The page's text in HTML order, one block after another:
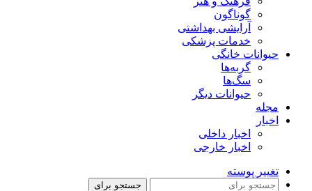
گوناگون
آرایشی بهداشتی
خدمات پزشکی
حیوانات خانگی
گربه‌ها
سگ‌ها
حیوانات دیگر
مجله
اخبار
اخبار داخلی
اخبار خارجی
تغییر پوسته
جستجو برای